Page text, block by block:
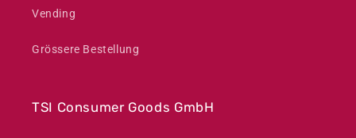
Vending
Grössere Bestellung
TSI Consumer Goods GmbH